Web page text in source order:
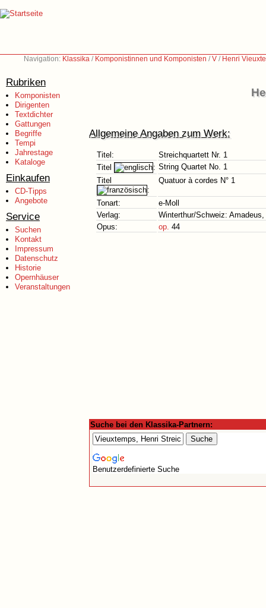
Navigation: Klassika / Komponistinnen und Komponisten /V / Henri
Rubriken
Komponisten
Dirigenten
Textdichter
Gattungen
Begriffe
Tempi
Jahrestage
Kataloge
Einkaufen
CD-Tipps
Angebote
Service
Suchen
Kontakt
Impressum
Datenschutz
Historie
Opernhäuser
Veranstaltungen
Allgemeine Angaben zum Werk:
Titel:
Streichquartett Nr. 1
Titel
: String Quartet No. 1
Titel
:
Quatuor à cordes N° 1
Tonart:
e-Moll
Verlag:
Winterthur/Schweiz: Amadeus,
Opus:
op. 44
Suche bei den Klassika-Partnern:
Benutzerdefinierte Suche